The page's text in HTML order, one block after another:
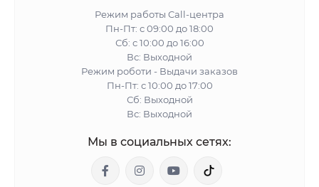
Режим работы Call-центра
Пн-Пт: с 09:00 до 18:00
Сб: с 10:00 до 16:00
Вс: Выходной
Режим роботи - Выдачи заказов
Пн-Пт: с 10:00 до 17:00
Сб: Выходной
Вс: Выходной
Мы в социальных сетях: